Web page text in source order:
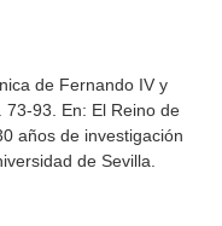
de Fernando IV y
93. En: El Reino de
años de investigación
de Sevilla.